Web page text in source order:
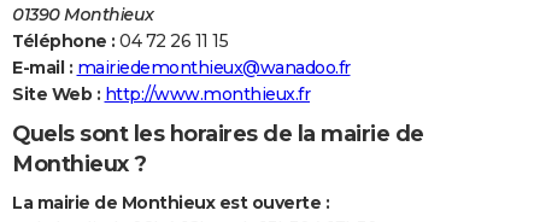
01390 Monthieux
Téléphone : 04 72 26 11 15
E-mail : mairiedemonthieux@wanadoo.fr
Site Web : http://www.monthieux.fr
Quels sont les horaires de la mairie de
Monthieux ?
La mairie de Monthieux est ouverte :